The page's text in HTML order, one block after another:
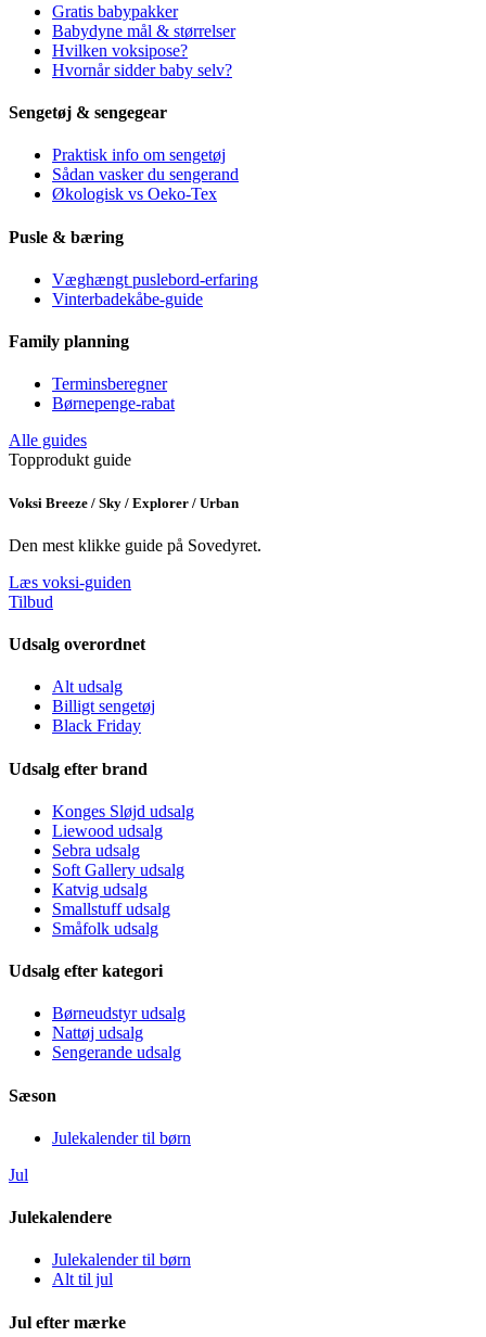
Gratis babypakker
Babydyne mål & størrelser
Hvilken voksipose?
Hvornår sidder baby selv?
Sengetøj & sengegear
Praktisk info om sengetøj
Sådan vasker du sengerand
Økologisk vs Oeko-Tex
Pusle & bæring
Væghængt puslebord-erfaring
Vinterbadekåbe-guide
Family planning
Terminsberegner
Børnepenge-rabat
Alle guides
Topprodukt guide
Voksi Breeze / Sky / Explorer / Urban
Den mest klikke guide på Sovedyret.
Læs voksi-guiden
Tilbud
Udsalg overordnet
Alt udsalg
Billigt sengetøj
Black Friday
Udsalg efter brand
Konges Sløjd udsalg
Liewood udsalg
Sebra udsalg
Soft Gallery udsalg
Katvig udsalg
Smallstuff udsalg
Småfolk udsalg
Udsalg efter kategori
Børneudstyr udsalg
Nattøj udsalg
Sengerande udsalg
Sæson
Julekalender til børn
Jul
Julekalendere
Julekalender til børn
Alt til jul
Jul efter mærke